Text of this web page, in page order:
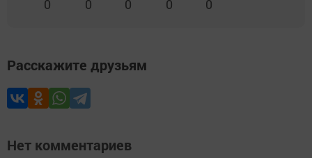
0 0 0 0 0
Расскажите друзьям
Нет комментариев